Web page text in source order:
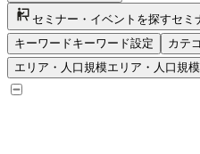
セミナー・イベントを探すセミ
キーワードキーワード設定 カテ
エリア・人口規模エリア・人口規